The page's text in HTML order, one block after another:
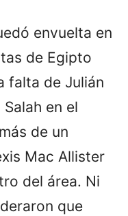
envuelta en
de Egipto
falta de Julián
en el
de un
Mac Allister
del área. Ni
que